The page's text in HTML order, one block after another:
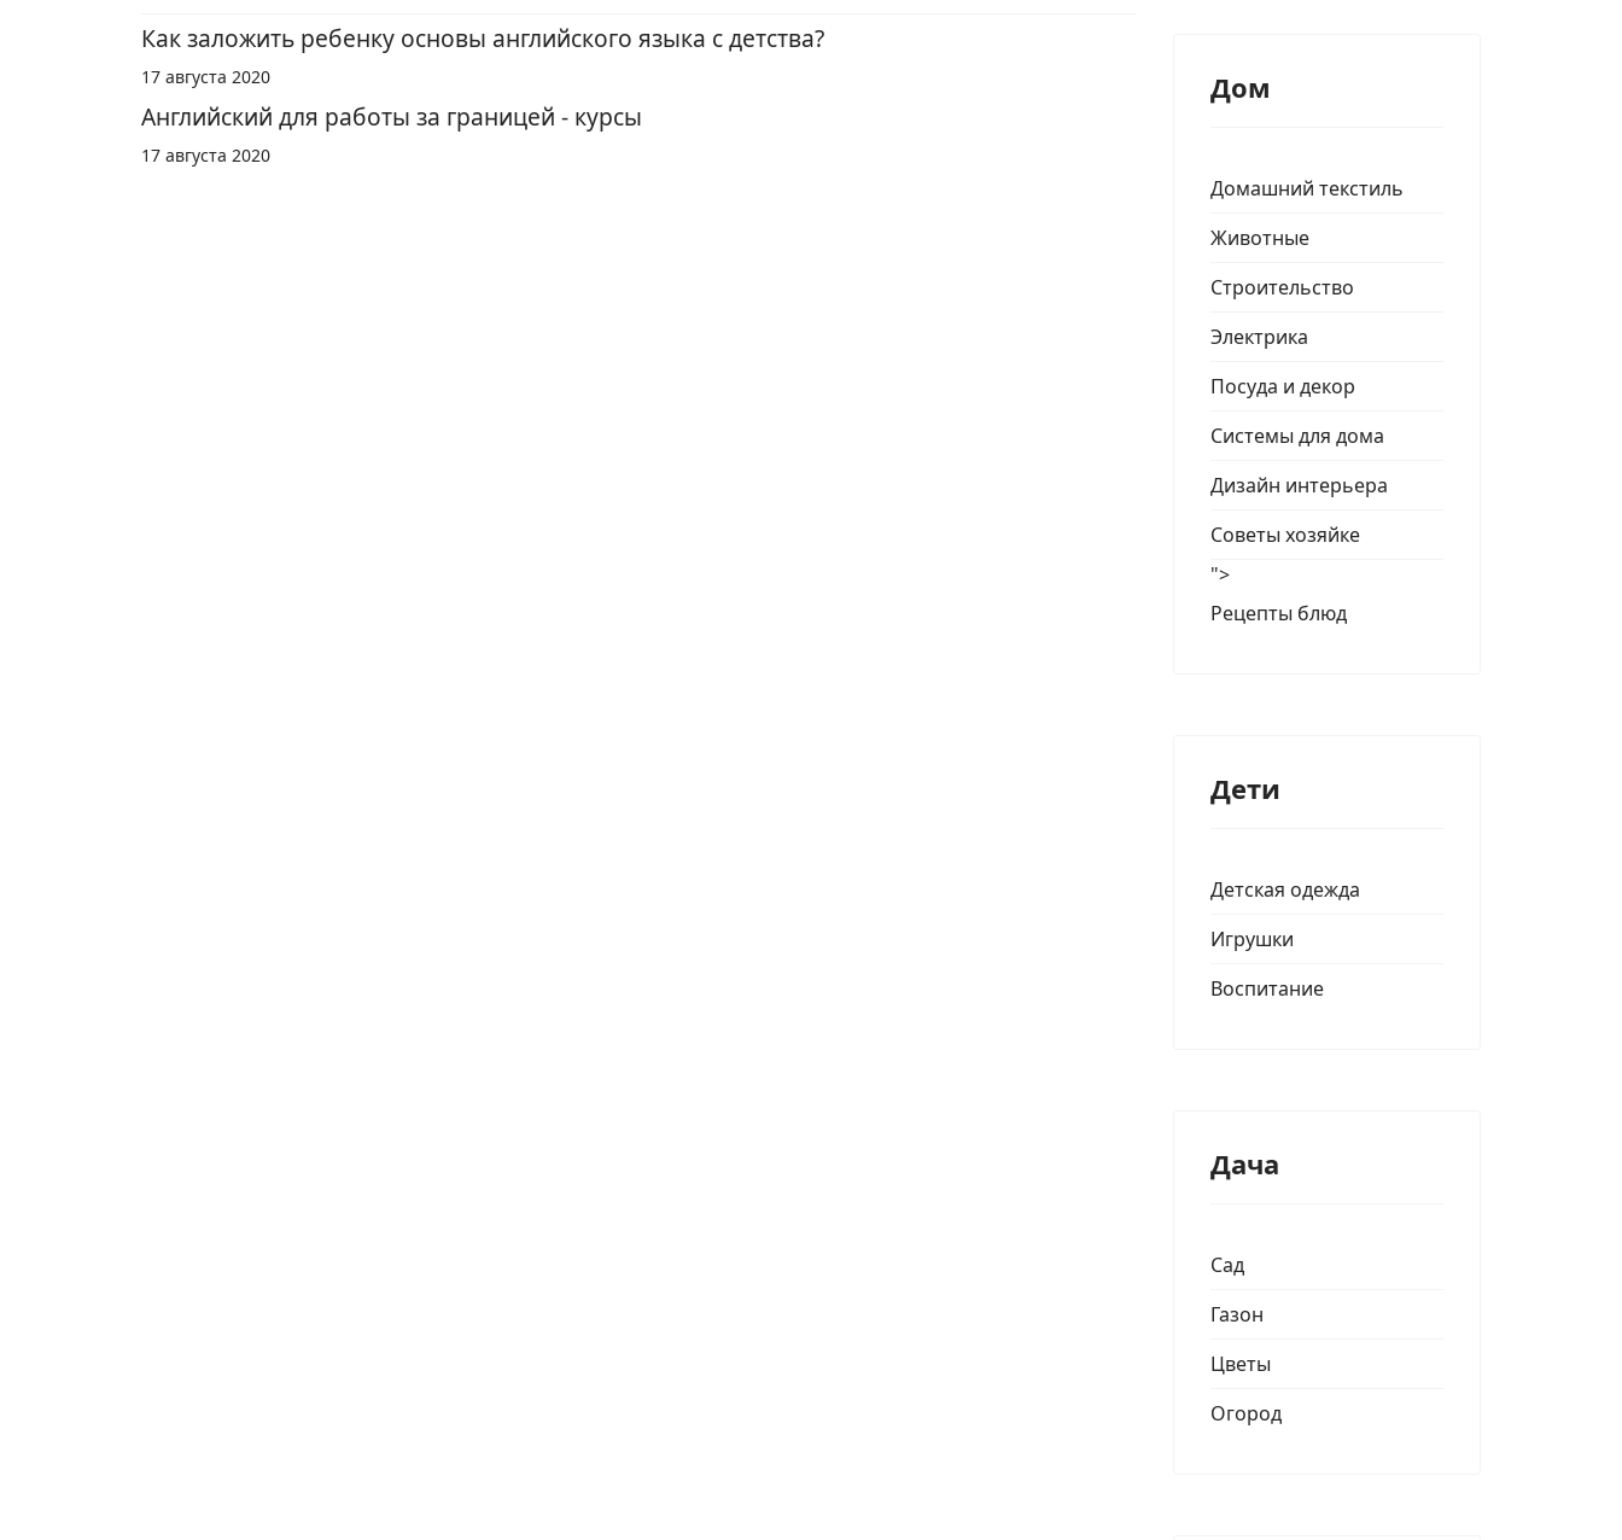
Как заложить ребенку основы английского языка с детства?
17 августа 2020
Английский для работы за границей - курсы
17 августа 2020
Дом
Домашний текстиль
Животные
Строительство
Электрика
Посуда и декор
Системы для дома
Дизайн интерьера
Советы хозяйке
">
Рецепты блюд
Дети
Детская одежда
Игрушки
Воспитание
Дача
Сад
Газон
Цветы
Огород